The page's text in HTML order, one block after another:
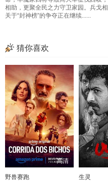
相助，更聚全民之力守卫家园。兵戈
关于“封神榜”的争夺正在继续......
猜你喜欢
高清
野兽赛跑 生灵